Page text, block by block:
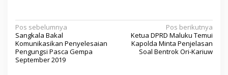
N
a
v
Pos sebelumnya
Sangkala Bakal
Komunikasikan Penyelesaian
Pengungsi Pasca Gempa
September 2019
Pos berikutnya
Ketua DPRD Maluku Temui
Kapolda Minta Penjelasan
Soal Bentrok Ori-Kariuw